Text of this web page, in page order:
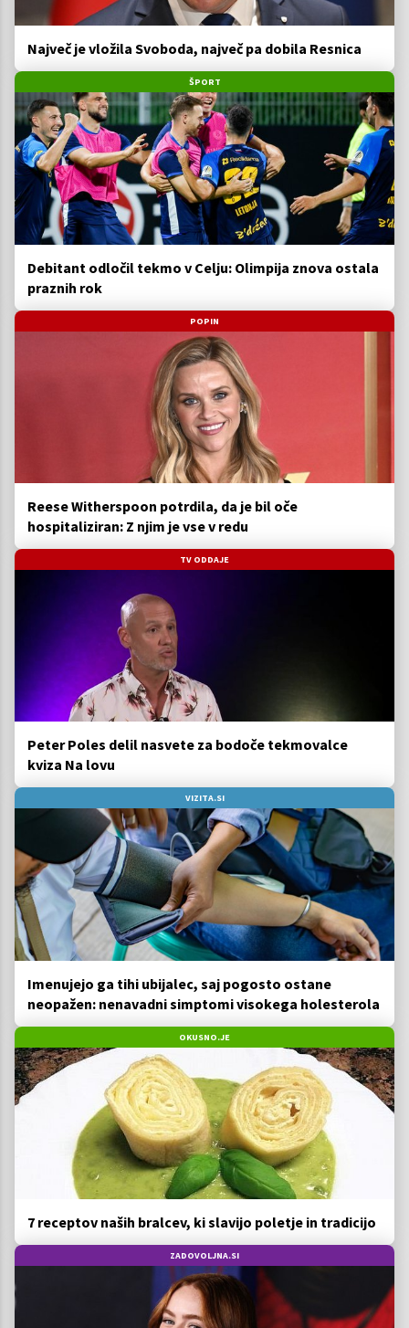
Največ je vložila Svoboda, največ pa dobila Resnica
ŠPORT
Debitant odločil tekmo v Celju: Olimpija znova ostala
praznih rok
POPIN
Reese Witherspoon potrdila, da je bil oče
hospitaliziran: Z njim je vse v redu
TV ODDAJE
Peter Poles delil nasvete za bodoče tekmovalce
kviza Na lovu
VIZITA.SI
Imenujejo ga tihi ubijalec, saj pogosto ostane
neopažen: nenavadni simptomi visokega holesterola
OKUSNO.JE
7 receptov naših bralcev, ki slavijo poletje in tradicijo
ZADOVOLJNA.SI